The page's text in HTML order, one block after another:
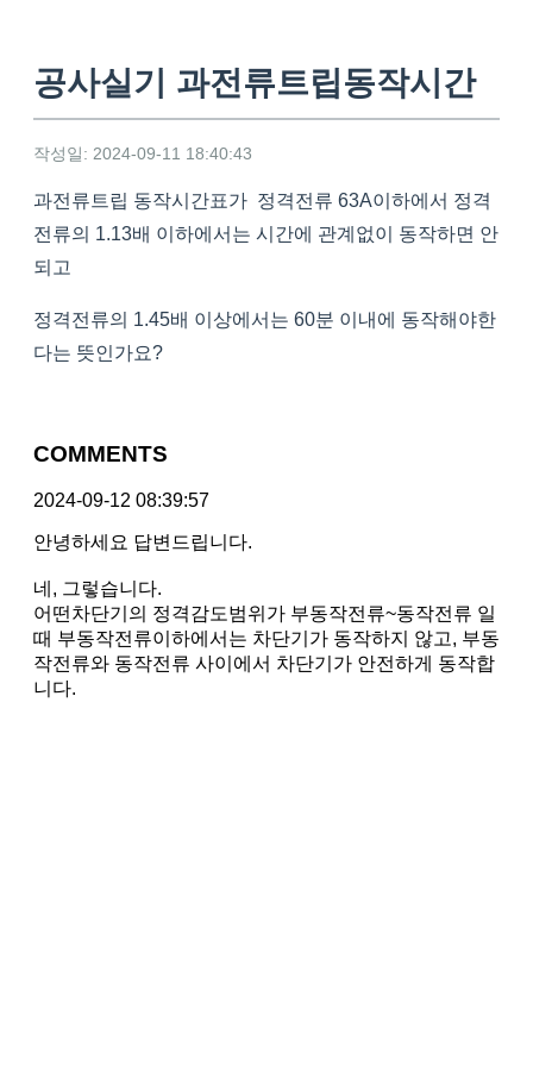
공사실기 과전류트립동작시간
작성일: 2024-09-11 18:40:43
과전류트립 동작시간표가 정격전류 63A이하에서 정격
전류의 1.13배 이하에서는 시간에 관계없이 동작하면 안
되고
정격전류의 1.45배 이상에서는 60분 이내에 동작해야한
다는 뜻인가요?
COMMENTS
2024-09-12 08:39:57
안녕하세요 답변드립니다.
네, 그렇습니다.
어떤차단기의 정격감도범위가 부동작전류~동작전류 일
때 부동작전류이하에서는 차단기가 동작하지 않고, 부동
작전류와 동작전류 사이에서 차단기가 안전하게 동작합
니다.